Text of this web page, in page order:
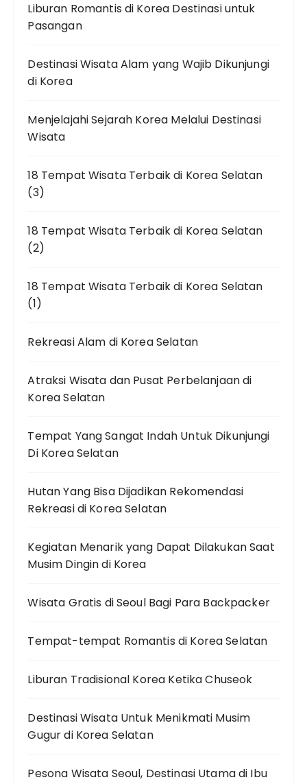
Liburan Romantis di Korea Destinasi untuk
Pasangan
Destinasi Wisata Alam yang Wajib Dikunjungi
di Korea
Menjelajahi Sejarah Korea Melalui Destinasi
Wisata
18 Tempat Wisata Terbaik di Korea Selatan
(3)
18 Tempat Wisata Terbaik di Korea Selatan
(2)
18 Tempat Wisata Terbaik di Korea Selatan
(1)
Rekreasi Alam di Korea Selatan
Atraksi Wisata dan Pusat Perbelanjaan di
Korea Selatan
Tempat Yang Sangat Indah Untuk Dikunjungi
Di Korea Selatan
Hutan Yang Bisa Dijadikan Rekomendasi
Rekreasi di Korea Selatan
Kegiatan Menarik yang Dapat Dilakukan Saat
Musim Dingin di Korea
Wisata Gratis di Seoul Bagi Para Backpacker
Tempat-tempat Romantis di Korea Selatan
Liburan Tradisional Korea Ketika Chuseok
Destinasi Wisata Untuk Menikmati Musim
Gugur di Korea Selatan
Pesona Wisata Seoul, Destinasi Utama di Ibu